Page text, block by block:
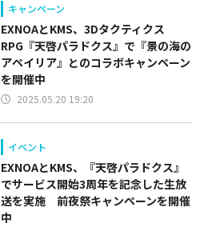
キャンペーン
EXNOAとKMS、3Dタクティクス
RPG『天啓パラドクス』で『景の海の
アペイリア』とのコラボキャンペーン
を開催中
2025.05.20 19:20
イベント
EXNOAとKMS、『天啓パラドクス』
でサービス開始3周年を記念した生放
送を実施 前夜祭キャンペーンを開催
中